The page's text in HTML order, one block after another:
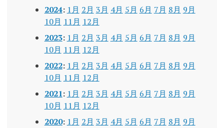
2024: 1月 2月 3月 4月 5月 6月 7月 8月 9月
10月 11月 12月
2023: 1月 2月 3月 4月 5月 6月 7月 8月 9月
10月 11月 12月
2022: 1月 2月 3月 4月 5月 6月 7月 8月 9月
10月 11月 12月
2021: 1月 2月 3月 4月 5月 6月 7月 8月 9月
10月 11月 12月
2020: 1月 2月 3月 4月 5月 6月 7月 8月 9月